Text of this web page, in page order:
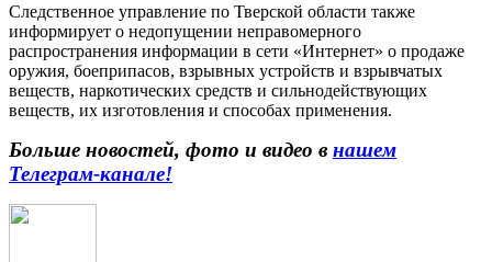
Следственное управление по Тверской области также
информирует о недопущении неправомерного
распространения информации в сети «Интернет» о продаже
оружия, боеприпасов, взрывных устройств и взрывчатых
веществ, наркотических средств и сильнодействующих
веществ, их изготовления и способах применения.​
Больше новостей, фото и видео в нашем
Телеграм-канале!